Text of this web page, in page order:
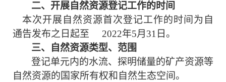
二、开展自然资源登记工作的时间
本次开展自然资源首次登记工作的时间为自
通告发布之日起至 2022年5月31日。
三、自然资源类型、范围
登记单元内的水流、探明储量的矿产资源等
自然资源的国家所有权和自然生态空间。